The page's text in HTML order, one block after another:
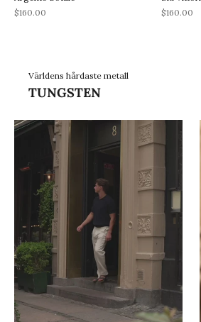
REA-pris
$160.00
REA-pris
$160.00
Världens hårdaste metall
TUNGSTEN